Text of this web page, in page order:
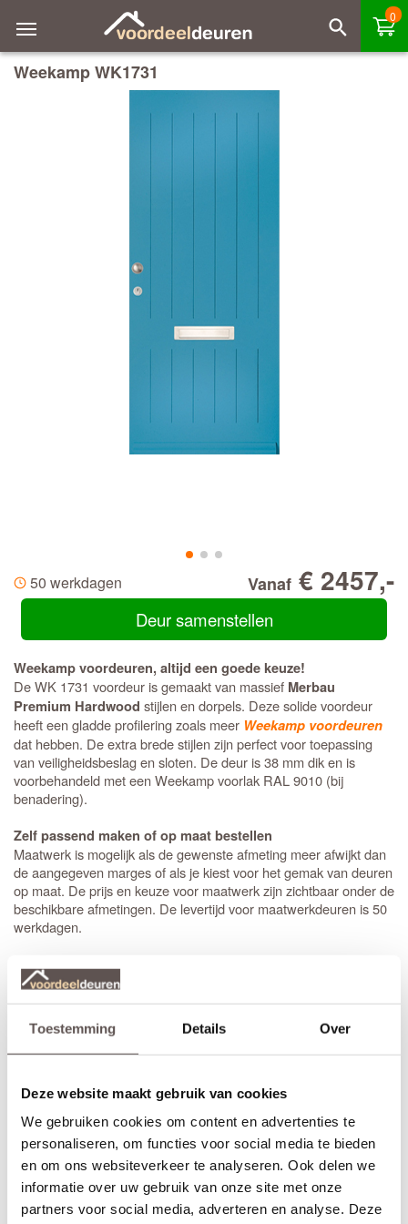
Toestemming Details Over
Deze website maakt gebruik van cookies
We gebruiken cookies om content en advertenties te
personaliseren, om functies voor social media te bieden
en om ons websiteverkeer te analyseren. Ook delen we
informatie over uw gebruik van onze site met onze
partners voor social media, adverteren en analyse. Deze
0
Weekamp WK1731
50 werkdagen Vanaf € 2457,-
Deur samenstellen
Weekamp voordeuren, altijd een goede keuze!
De WK 1731 voordeur is gemaakt van massief Merbau
Premium Hardwood stijlen en dorpels. Deze solide voordeur
heeft een gladde profilering zoals meer Weekamp voordeuren
dat hebben. De extra brede stijlen zijn perfect voor toepassing
van veiligheidsbeslag en sloten. De deur is 38 mm dik en is
voorbehandeld met een Weekamp voorlak RAL 9010 (bij
benadering).
Zelf passend maken of op maat bestellen
Maatwerk is mogelijk als de gewenste afmeting meer afwijkt dan
de aangegeven marges of als je kiest voor het gemak van deuren
op maat. De prijs en keuze voor maatwerk zijn zichtbaar onder de
beschikbare afmetingen. De levertijd voor maatwerkdeuren is 50
werkdagen.
Extra bewerkingen toevoegen
Op bestelling kan Weekamp een
een 3-puntsluiting of een valdorpel in de deur frezen. De hoogte
van een slotgat of 3-puntsluiting wordt op een standaard hoogte
aangebracht. De deurkruk zit altijd op een hoogte van 105 cm
gemeten vanaf de onderzijde van de deur. Let op! De
overzicht.
* Sleutelbediende 3-puntsluiting(voordeur)
Geschikt voor buitendeuren waarbij aan de buitenzijde van een
deur eendeurknopwordt gemonteerd en aan de binnenzijde een
deurkruk. Sleutelbediende sloten worden meestal geplaatst op
voordeur
. De infrezing in de deur wordt beschermd met
grondverf en de 3-puntsluiting gemonteerd.